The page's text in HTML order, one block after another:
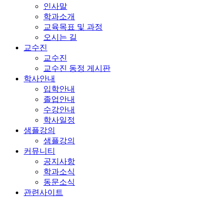
인사말
학과소개
교육목표 및 과정
오시는 길
교수진
교수진
교수진 동정 게시판
학사안내
입학안내
졸업안내
수강안내
학사일정
샘플강의
샘플강의
커뮤니티
공지사항
학과소식
동문소식
관련사이트